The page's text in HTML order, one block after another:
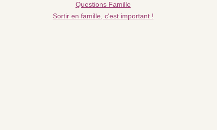
Questions Famille
Sortir en famille, c'est important !